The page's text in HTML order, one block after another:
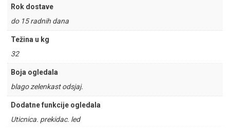
Rok dostave
do 15 radnih dana
Težina u kg
32
Boja ogledala
blago zelenkast odsjaj.
Dodatne funkcije ogledala
Uticnica. prekidac. led